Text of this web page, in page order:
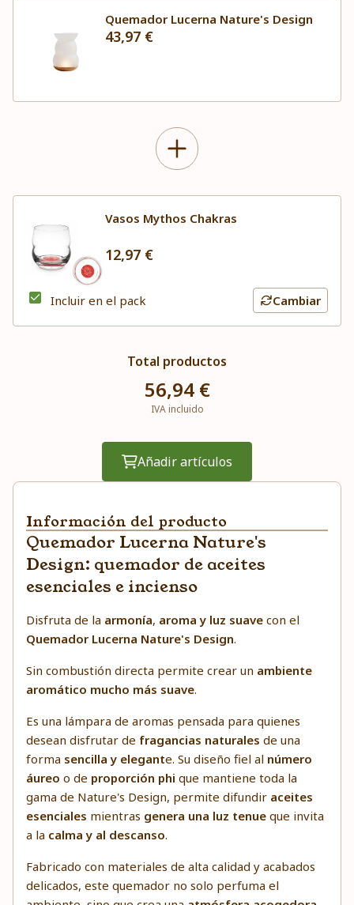
Quemador Lucerna Nature's Design
43,97 €
Vasos Mythos Chakras
12,97 €
Incluir en el pack Cambiar
Total productos
56,94 €
IVA incluido
Añadir artículos
Información del producto
Quemador Lucerna Nature's
Design: quemador de aceites
esenciales e incienso
Disfruta de la armonía, aroma y luz suave con el
Quemador Lucerna Nature's Design.
Sin combustión directa permite crear un ambiente
aromático mucho más suave.
Es una lámpara de aromas pensada para quienes
desean disfrutar de fragancias naturales de una
forma sencilla y elegante. Su diseño fiel al número
áureo o de proporción phi que mantiene toda la
gama de Nature's Design, permite difundir aceites
esenciales mientras genera una luz tenue que invita
a la calma y al descanso.
Fabricado con materiales de alta calidad y acabados
delicados, este quemador no solo perfuma el